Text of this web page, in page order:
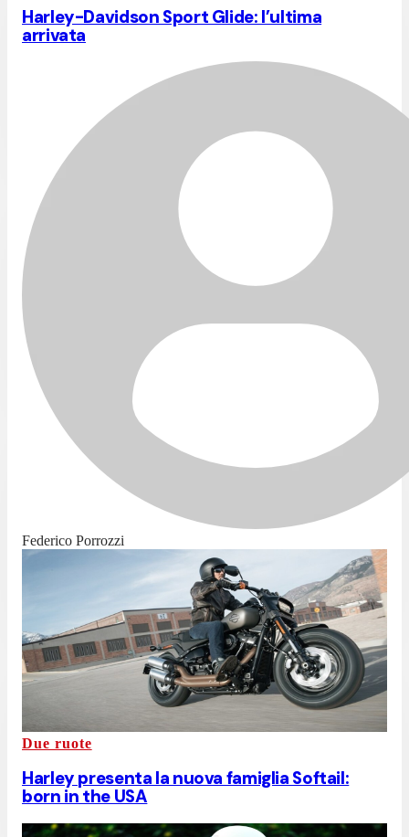
Harley-Davidson Sport Glide: l’ultima
arrivata
Federico Porrozzi
Due ruote
Harley presenta la nuova famiglia Softail:
born in the USA